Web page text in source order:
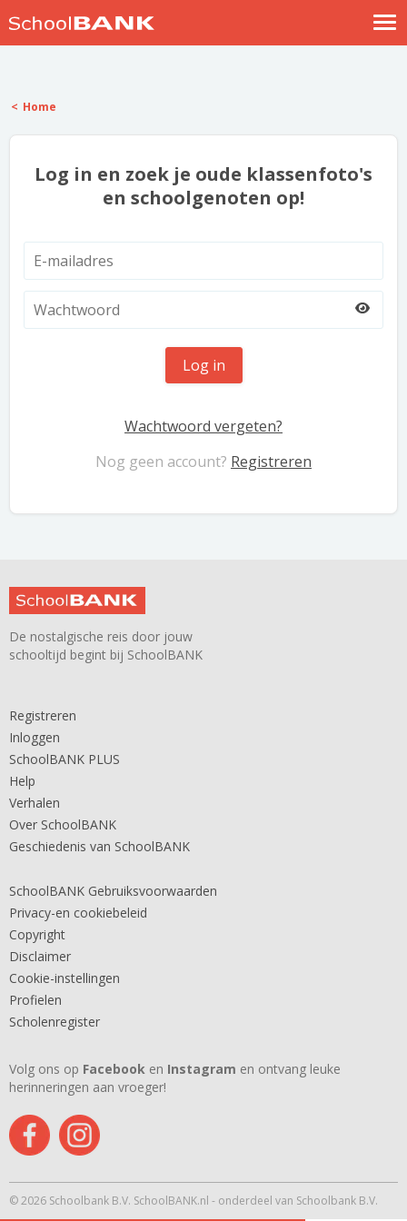
Help
Home
Log in en zoek je oude klassenfoto's
en schoolgenoten op!
Log in
Wachtwoord vergeten?
Nog geen account? Registreren
De nostalgische reis door jouw
schooltijd begint bij SchoolBANK
Registreren
Inloggen
SchoolBANK PLUS
Help
Verhalen
Over SchoolBANK
Geschiedenis van SchoolBANK
SchoolBANK Gebruiksvoorwaarden
Privacy-en cookiebeleid
Copyright
Disclaimer
Cookie-instellingen
Profielen
Scholenregister
Volg ons op Facebook en Instagram en ontvang leuke
herinneringen aan vroeger!
© 2026 Schoolbank B.V. SchoolBANK.nl - onderdeel van Schoolbank B.V.